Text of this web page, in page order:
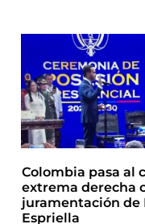
Colombia pasa al
extrema derecha
juramentación de
Espriella